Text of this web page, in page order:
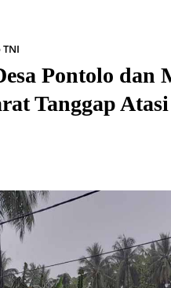
Pontolo dan
Tanggap